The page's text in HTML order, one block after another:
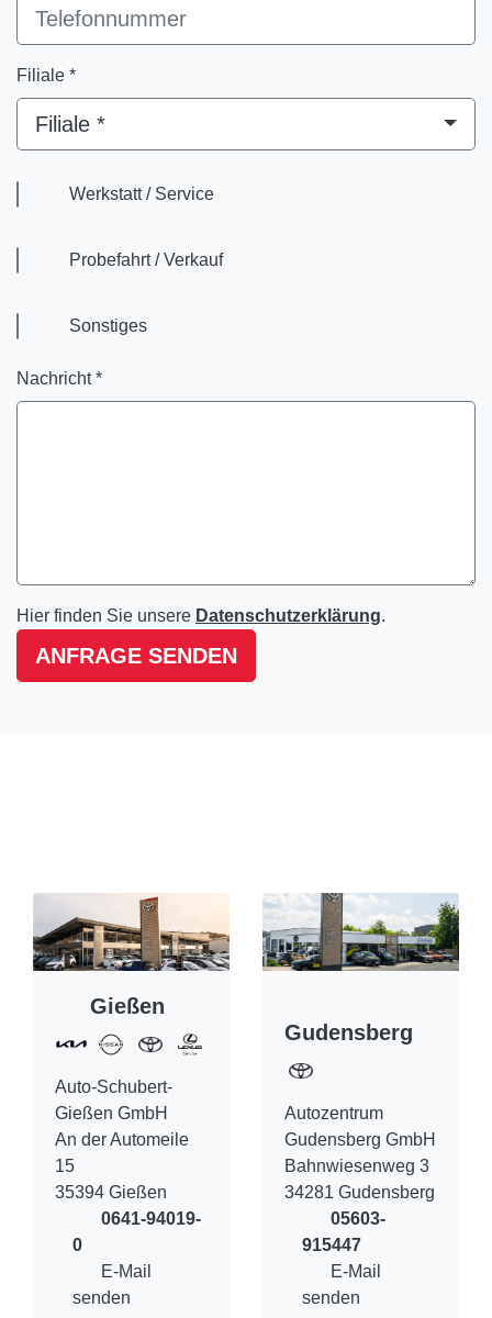
Filiale *
Filiale *
Werkstatt / Service
Probefahrt / Verkauf
Sonstiges
Nachricht *
Hier finden Sie unsere Datenschutzerklärung.
ANFRAGE SENDEN
Gießen
Auto-Schubert-
Gießen GmbH
An der Automeile
15
35394 Gießen
0641-94019-
0
E-Mail
senden
Gudensberg
Autozentrum
Gudensberg GmbH
Bahnwiesenweg 3
34281 Gudensberg
05603-
915447
E-Mail
senden